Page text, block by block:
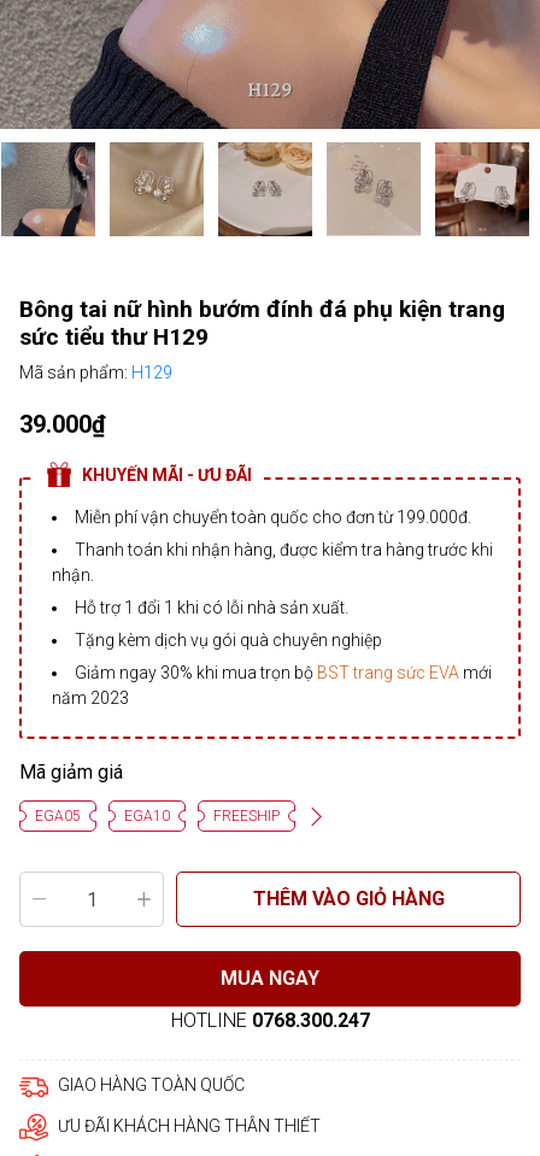
Bông tai nữ hình bướm đính đá phụ kiện trang
sức tiểu thư H129
Mã sản phẩm: H129
39.000₫
KHUYẾN MÃI - ƯU ĐÃI
Miễn phí vận chuyển toàn quốc cho đơn từ 199.000đ.
Thanh toán khi nhận hàng, được kiểm tra hàng trước khi
nhận.
Hỗ trợ 1 đổi 1 khi có lỗi nhà sản xuất.
Tặng kèm dịch vụ gói quà chuyên nghiệp
Giảm ngay 30% khi mua trọn bộ BST trang sức EVA mới
năm 2023
Mã giảm giá
EGA05 EGA10 FREESHIP
THÊM VÀO GIỎ HÀNG
MUA NGAY
HOTLINE 0768.300.247
GIAO HÀNG TOÀN QUỐC
ƯU ĐÃI KHÁCH HÀNG THÂN THIẾT